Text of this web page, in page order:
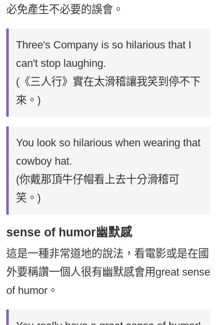
必免產生不必要的誤會。
Three's Company is so hilarious that I
can't stop laughing.
(《三人行》實在太滑稽讓我笑到停不下
來。)
You look so hilarious when wearing that
cowboy hat.
(你戴那頂牛仔帽看上去十分滑稽可
笑。)
sense of humor幽默感
這是一種非常道地的說法，看電影或是在國
外要稱讚一個人很有幽默感會用great sense
of humor。